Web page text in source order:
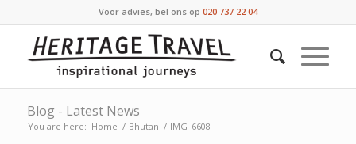
Voor advies, bel ons op 020 737 22 04
Blog - Latest News
You are here: Home / Bhutan / IMG_6608